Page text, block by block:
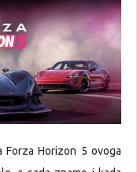
Forza Horizon 5 ovoga